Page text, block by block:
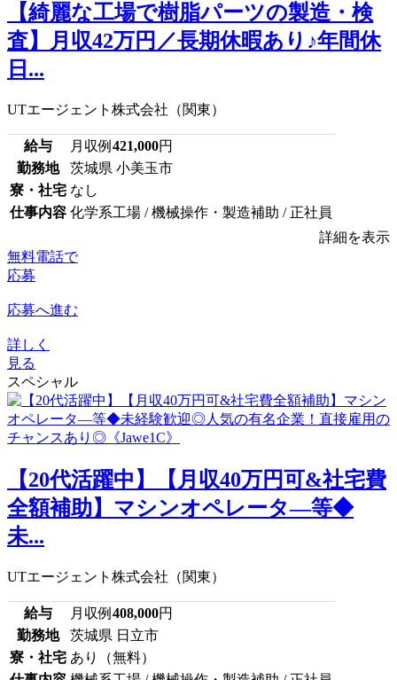
【綺麗な工場で樹脂パーツの製造・検
査】月収42万円／長期休暇あり♪年間休
日...
UTエージェント株式会社（関東）
給与 月収例 421,000円
勤務地
茨城県 小美玉市
寮・社宅 なし
仕事内容 化学系工場 / 機械操作・製造補助 / 正社員
詳細を表示
無料電話で
応募
応募へ進む
詳しく
見る
スペシャル
【20代活躍中】【月収40万円可&社宅費
全額補助】マシンオペレータ―等◆
未...
UTエージェント株式会社（関東）
給与 月収例 408,000円
勤務地
茨城県 日立市
寮・社宅 あり（無料）